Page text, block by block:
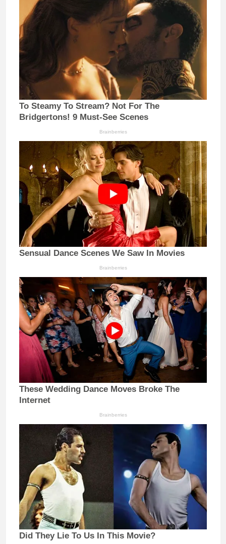
To Steamy To Stream? Not For The
Bridgertons! 9 Must-See Scenes
Brainberries
Sensual Dance Scenes We Saw In Movies
Brainberries
These Wedding Dance Moves Broke The
Internet
Brainberries
Did They Lie To Us In This Movie?